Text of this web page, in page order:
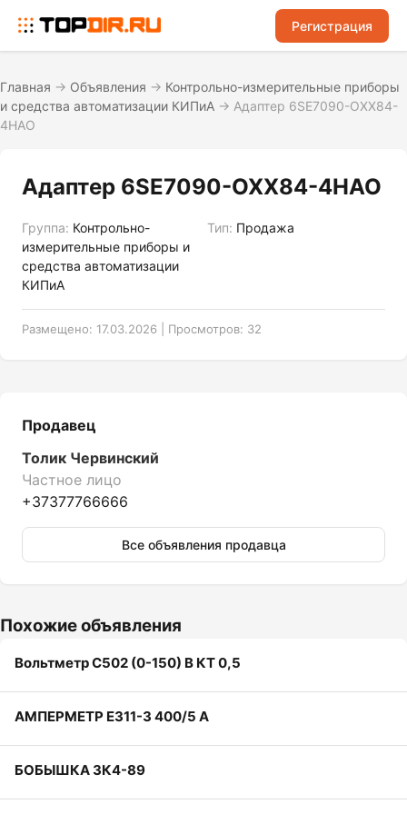
Регистрация
Главная → Объявления → Контрольно-измерительные приборы
и средства автоматизации КИПиА → Адаптер 6SE7090-OXX84-
4HAO
Адаптер 6SE7090-OXX84-4HAO
Группа: Контрольно-
измерительные приборы и
средства автоматизации
КИПиА
Тип: Продажа
Размещено: 17.03.2026 | Просмотров: 32
Продавец
Толик Червинский
Частное лицо
+37377766666
Все объявления продавца
Похожие объявления
Вольтметр С502 (0-150) В КТ 0,5
АМПЕРМЕТР Е311-3 400/5 А
БОБЫШКА ЗК4-89